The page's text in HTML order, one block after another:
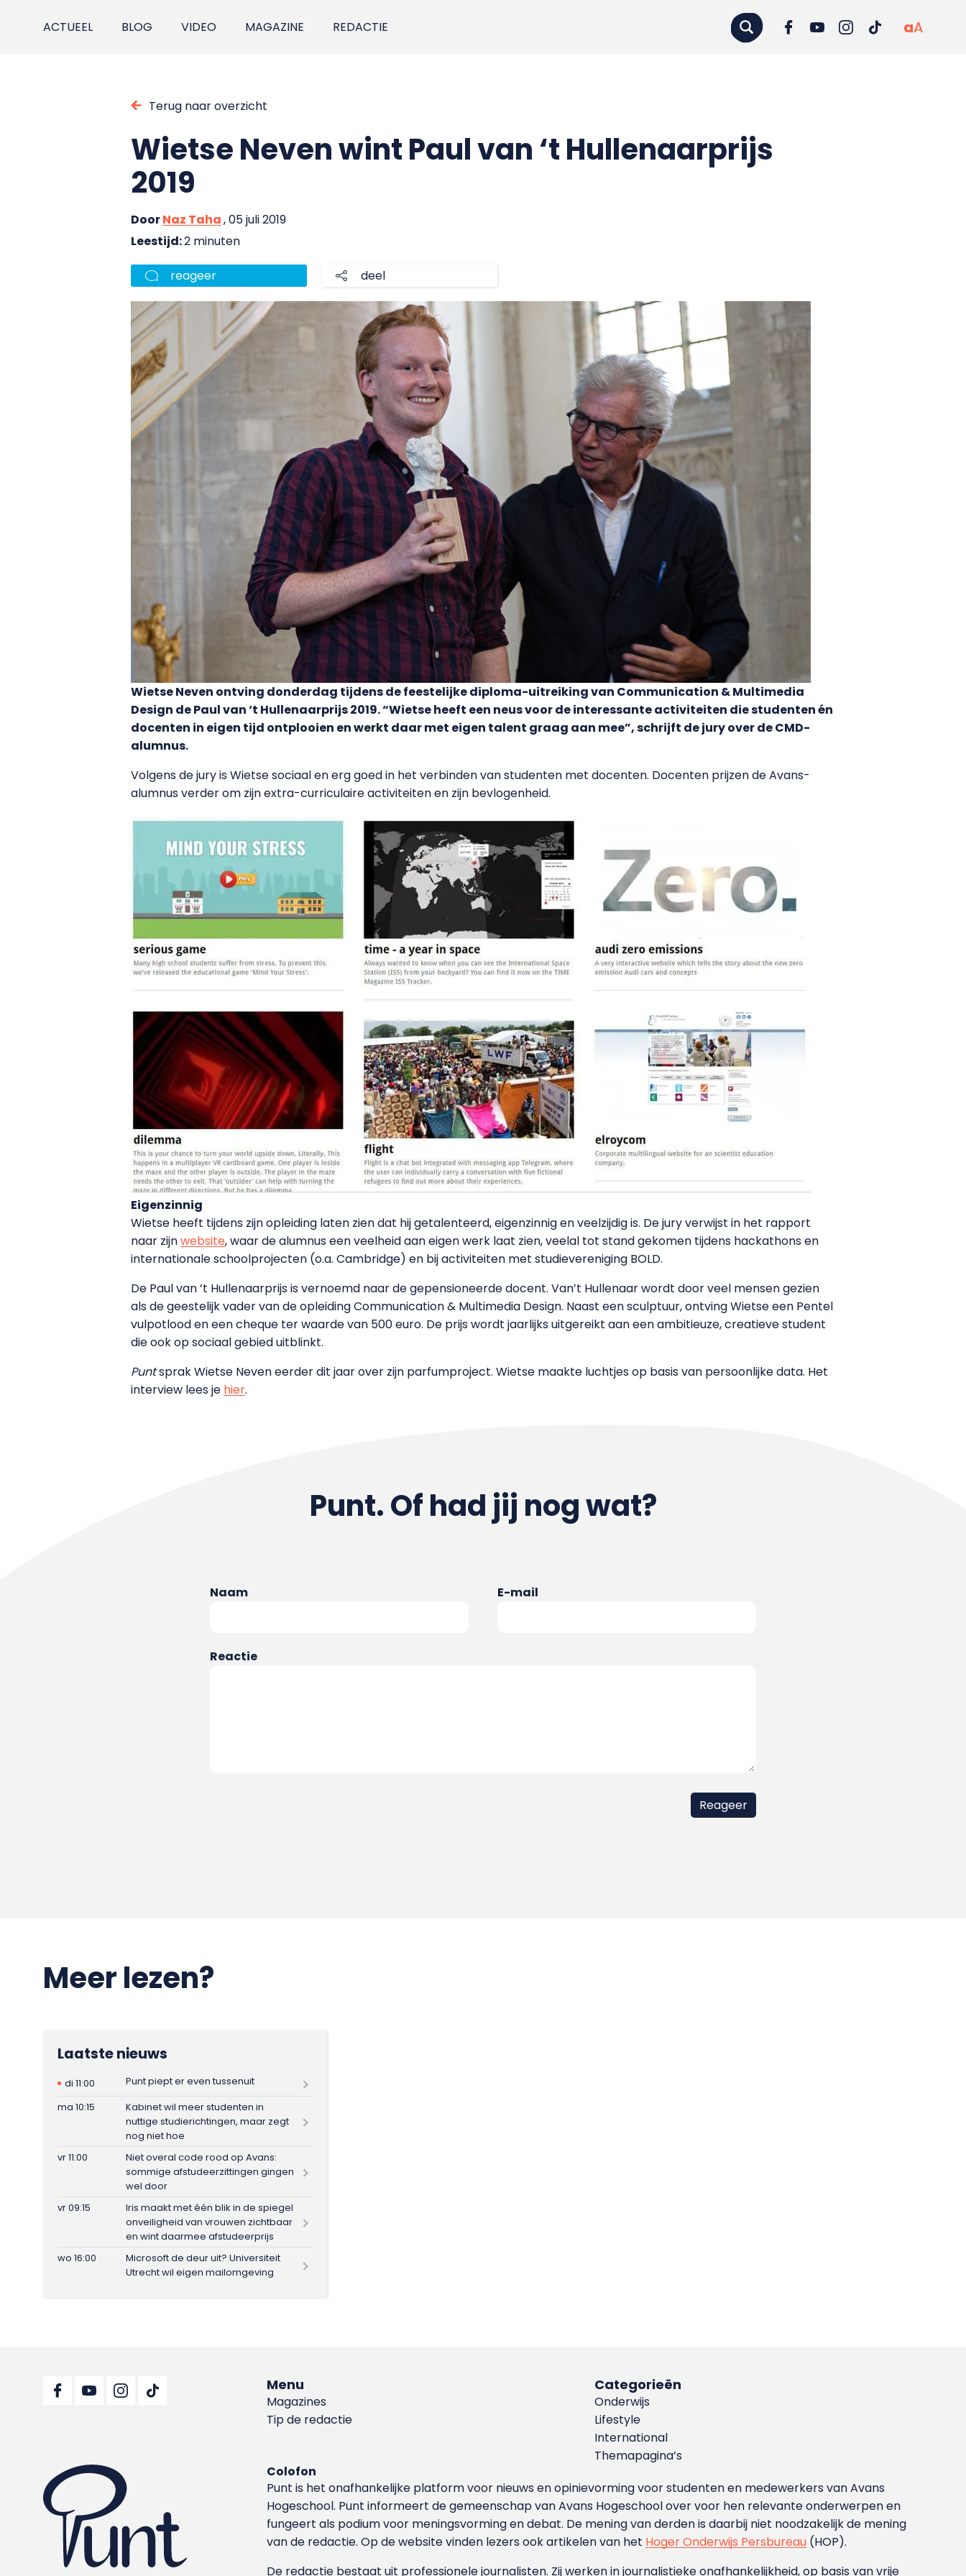
ACTUEEL BLOG VIDEO MAGAZINE REDACTIE aA
Terug naar overzicht
Wietse Neven wint Paul van ‘t Hullenaarprijs
2019
DoorNaz Taha, 05 juli 2019
Leestijd:2 minuten
reageer deel
Wietse Neven ontving donderdag tijdens de feestelijke diploma-uitreiking van Communication & Multimedia
Design de Paul van ‘t Hullenaarprijs 2019. “Wietse heeft een neus voor de interessante activiteiten die studenten én
docenten in eigen tijd ontplooien en werkt daar met eigen talent graag aan mee”, schrijft de jury over de CMD-
alumnus.
Volgens de jury is Wietse sociaal en erg goed in het verbinden van studenten met docenten. Docenten prijzen de Avans-
alumnus verder om zijn extra-curriculaire activiteiten en zijn bevlogenheid.
Eigenzinnig
Wietse heeft tijdens zijn opleiding laten zien dat hij getalenteerd, eigenzinnig en veelzijdig is. De jury verwijst in het rapport
naar zijnwebsite, waar de alumnus een veelheid aan eigen werk laat zien, veelal tot stand gekomen tijdens hackathons en
internationale schoolprojecten (o.a. Cambridge) en bij activiteiten met studievereniging BOLD.
De Paul van ’t Hullenaarprijs is vernoemd naar de gepensioneerde docent. Van’t Hullenaar wordt door veel mensen gezien
als de geestelijk vader van de opleiding Communication & Multimedia Design. Naast een sculptuur, ontving Wietse een Pentel
vulpotlood en een cheque ter waarde van 500 euro. De prijs wordt jaarlijks uitgereikt aan een ambitieuze, creatieve student
die ook op sociaal gebied uitblinkt.
Puntsprak Wietse Neven eerder dit jaar over zijn parfumproject. Wietse maakte luchtjes op basis van persoonlijke data. Het
interview lees je hier.
Punt. Of had jij nog wat?
Naam E-mail
Reactie
Meer lezen?
Laatste nieuws
di 11:00
Punt piept er even tussenuit
ma 10:15
Kabinet wil meer studenten in
nuttige studierichtingen, maar zegt
nog niet hoe
vr 11:00
Niet overal code rood op Avans:
sommige afstudeerzittingen gingen
wel door
vr 09:15
Iris maakt met één blik in de spiegel
onveiligheid van vrouwen zichtbaar
en wint daarmee afstudeerprijs
wo 16:00
Microsoft de deur uit? Universiteit
Utrecht wil eigen mailomgeving
Menu
Magazines
Tip de redactie
Categorieën
Onderwijs
Lifestyle
International
Themapagina’s
Colofon
Punt is het onafhankelijke platform voor nieuws en opinievorming voor studenten en medewerkers van Avans
Hoge­school. Punt informeert de gemeenschap van Avans Hogeschool over voor hen relevante onderwerpen en
fungeert als podium voor meningsvorming en debat. De mening van derden is daarbij niet noodzakelijk de mening
van de redactie. Op de website vinden lezers ook artikelen van het Hoger Onderwijs Persbureau (HOP).
De redactie bestaat uit professionele journalisten. Zij werken in journalistieke onafhankelijkheid, op basis van vrije